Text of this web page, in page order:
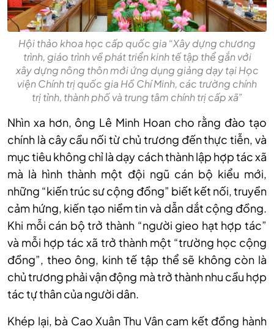
Hội thảo khoa học cấp quốc gia “Xây dựng chương
trình, giáo trình về phát triển kinh tế tập thể gắn với
xây dựng nông thôn mới ứng dụng giảng dạy tại Học
viện Chính trị quốc gia Hồ Chí Minh, các trường chính
trị tỉnh, thành phố và trung tâm chính trị cấp xã”
Nhìn xa hơn, ông Lê Minh Hoan cho rằng đào tạo
chính là cây cầu nối từ chủ trương đến thực tiễn, và
mục tiêu không chỉ là dạy cách thành lập hợp tác xã
mà là hình thành một đội ngũ cán bộ kiểu mới,
những “kiến trúc sư cộng đồng” biết kết nối, truyền
cảm hứng, kiến tạo niềm tin và dẫn dắt cộng đồng.
Khi mỗi cán bộ trở thành “người gieo hạt hợp tác”
và mỗi hợp tác xã trở thành một “trường học cộng
đồng”, theo ông, kinh tế tập thể sẽ không còn là
chủ trương phải vận động mà trở thành nhu cầu hợp
tác tự thân của người dân.
Khép lại, bà Cao Xuân Thu Vân cam kết đồng hành